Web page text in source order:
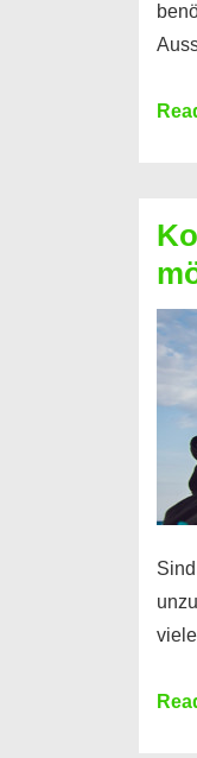
Mit
Sie
ohne